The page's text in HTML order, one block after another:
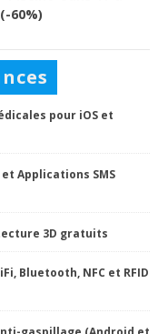
60%)
pour iOS et
Applications SMS
3D gratuits
Bluetooth, NFC et RFID